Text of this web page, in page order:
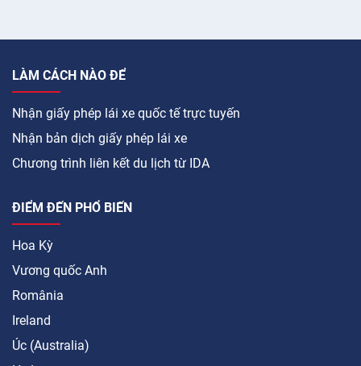
LÀM CÁCH NÀO ĐỂ
Nhận giấy phép lái xe quốc tế trực tuyến
Nhận bản dịch giấy phép lái xe
Chương trình liên kết du lịch từ IDA
ĐIỂM ĐẾN PHỔ BIẾN
Hoa Kỳ
Vương quốc Anh
România
Ireland
Úc (Australia)